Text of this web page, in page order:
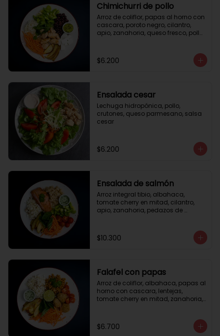
Chimichurri de pollo
Arroz de coliflor, papas al horno con
cascara, poroto negro, cilantro,
apio, zanahoria, queso fresco, pollo
$6.200
Ensalada cesar
Lechuga hidropónica, pollo,
crutones, queso parmesano, salsa
cesar
$6.200
Ensalada de salmón
Arroz integral tibio, albahaca,
tomate cherry en mitad, cilantro,
apio, zanahoria, pedazos de
verde, limón.
$10.300
Falafel con papas
Arroz de coliflor, albahaca, papas al
horno con cascara, lentejas,
tomate cherry en mitad, zanahoria,
$6.700